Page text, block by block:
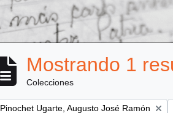
Mostrando 1
Colecciones
Remove filter:
Pinochet Ugarte, Augusto José Ramón